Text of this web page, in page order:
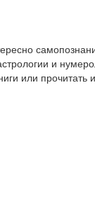
и
или